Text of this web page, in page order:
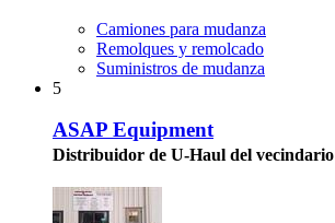
Camiones para mudanza
Remolques y remolcado
Suministros de mudanza
5
ASAP Equipment
Distribuidor de U-Haul del vecindario